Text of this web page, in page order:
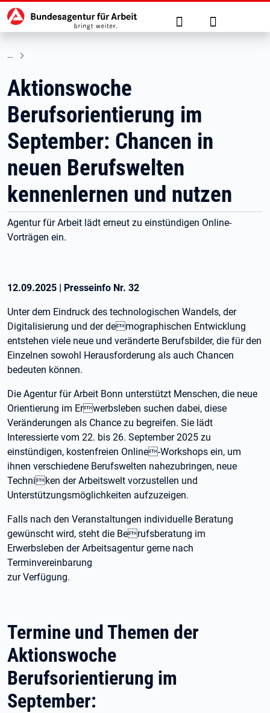
zu den Hauptinhalten springen
Hauptnavigation Suche Anmelden
Aktionswoche
Berufsorientierung im
September: Chancen in
neuen Berufswelten
kennenlernen und nutzen
Agentur für Arbeit lädt erneut zu einstündigen Online-
Vorträgen ein.
12.09.2025 | Presseinfo Nr. 32
Unter dem Eindruck des technologischen Wandels, der
Digitalisierung und der demographischen Entwicklung
entstehen viele neue und veränderte Berufsbilder, die für den
Einzelnen sowohl Herausforderung als auch Chancen
bedeuten können.
Die Agentur für Arbeit Bonn unterstützt Menschen, die neue
Orientierung im Erwerbsleben suchen dabei, diese
Veränderungen als Chance zu begreifen. Sie lädt
Interessierte vom 22. bis 26. September 2025 zu
einstündigen, kostenfreien Online-Workshops ein, um
ihnen verschiedene Berufswelten nahezubringen, neue
Techniken der Arbeitswelt vorzustellen und
Unterstützungsmöglichkeiten aufzuzeigen.
Falls nach den Veranstaltungen individuelle Beratung
gewünscht wird, steht die Berufsberatung im
Erwerbsleben der Arbeitsagentur gerne nach
Terminvereinbarung
zur Verfügung.
Termine und Themen der
Aktionswoche
Berufsorientierung im
September: